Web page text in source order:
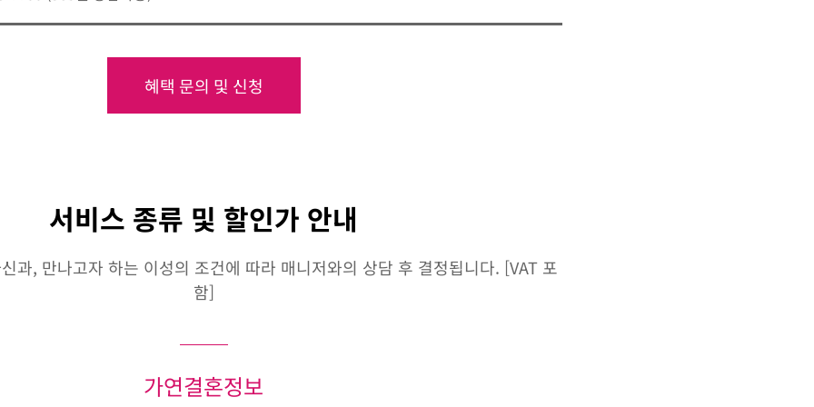
혜택 문의 및 신청
서비스 종류 및 할인가 안내
과, 만나고자 하는 이성의 조건에 따라 매니저와의 상담 후 결정됩니다. [VAT 포
함]
가연결혼정보